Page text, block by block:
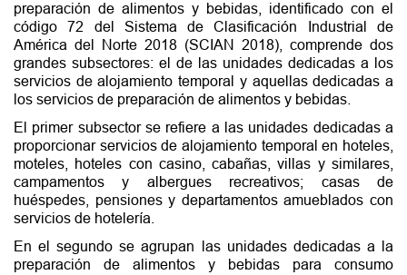
preparación de alimentos y bebidas, identificado con el
código 72 del Sistema de Clasificación Industrial de
América del Norte 2018 (SCIAN 2018), comprende dos
grandes subsectores: el de las unidades dedicadas a los
servicios de alojamiento temporal y aquellas dedicadas a
los servicios de preparación de alimentos y bebidas.
El primer subsector se refiere a las unidades dedicadas a
proporcionar servicios de alojamiento temporal en hoteles,
moteles, hoteles con casino, cabañas, villas y similares,
campamentos y albergues recreativos; casas de
huéspedes, pensiones y departamentos amueblados con
servicios de hotelería.
En el segundo se agrupan las unidades dedicadas a la
preparación de alimentos y bebidas para consumo